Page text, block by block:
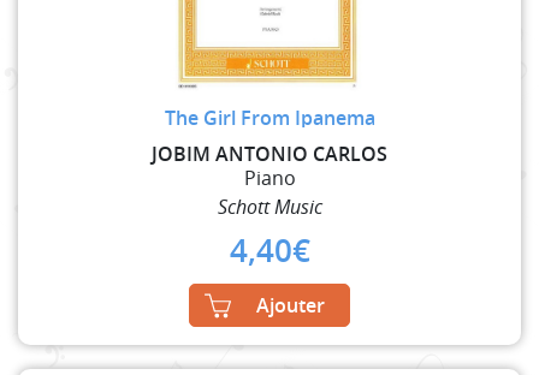
The Girl From Ipanema
JOBIM ANTONIO CARLOS
Piano
Schott Music
4,40€
Ajouter